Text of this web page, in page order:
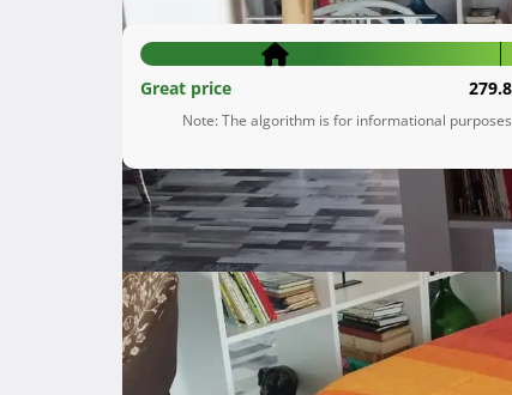
Great price
Note: The algorithm is for informational
Description
Prodaje se kuća sa zasebnim ulazom – centar Brtonigle
Na prodaju je šarmantna kuća u srcu
odličnoj lokaciji, ova nekretnina nudi